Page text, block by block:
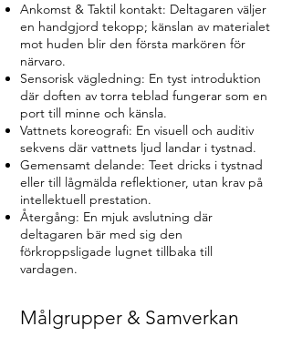
Ankomst & Taktil kontakt: Deltagaren väljer
en handgjord tekopp; känslan av materialet
mot huden blir den första markören för
närvaro.
Sensorisk vägledning: En tyst introduktion
där doften av torra teblad fungerar som en
port till minne och känsla.
Vattnets koreografi: En visuell och auditiv
sekvens där vattnets ljud landar i tystnad.
Gemensamt delande: Teet dricks i tystnad
eller till lågmälda reflektioner, utan krav på
intellektuell prestation.
Återgång: En mjuk avslutning där
deltagaren bär med sig den
förkroppsligade lugnet tillbaka till
vardagen.
Målgrupper & Samverkan